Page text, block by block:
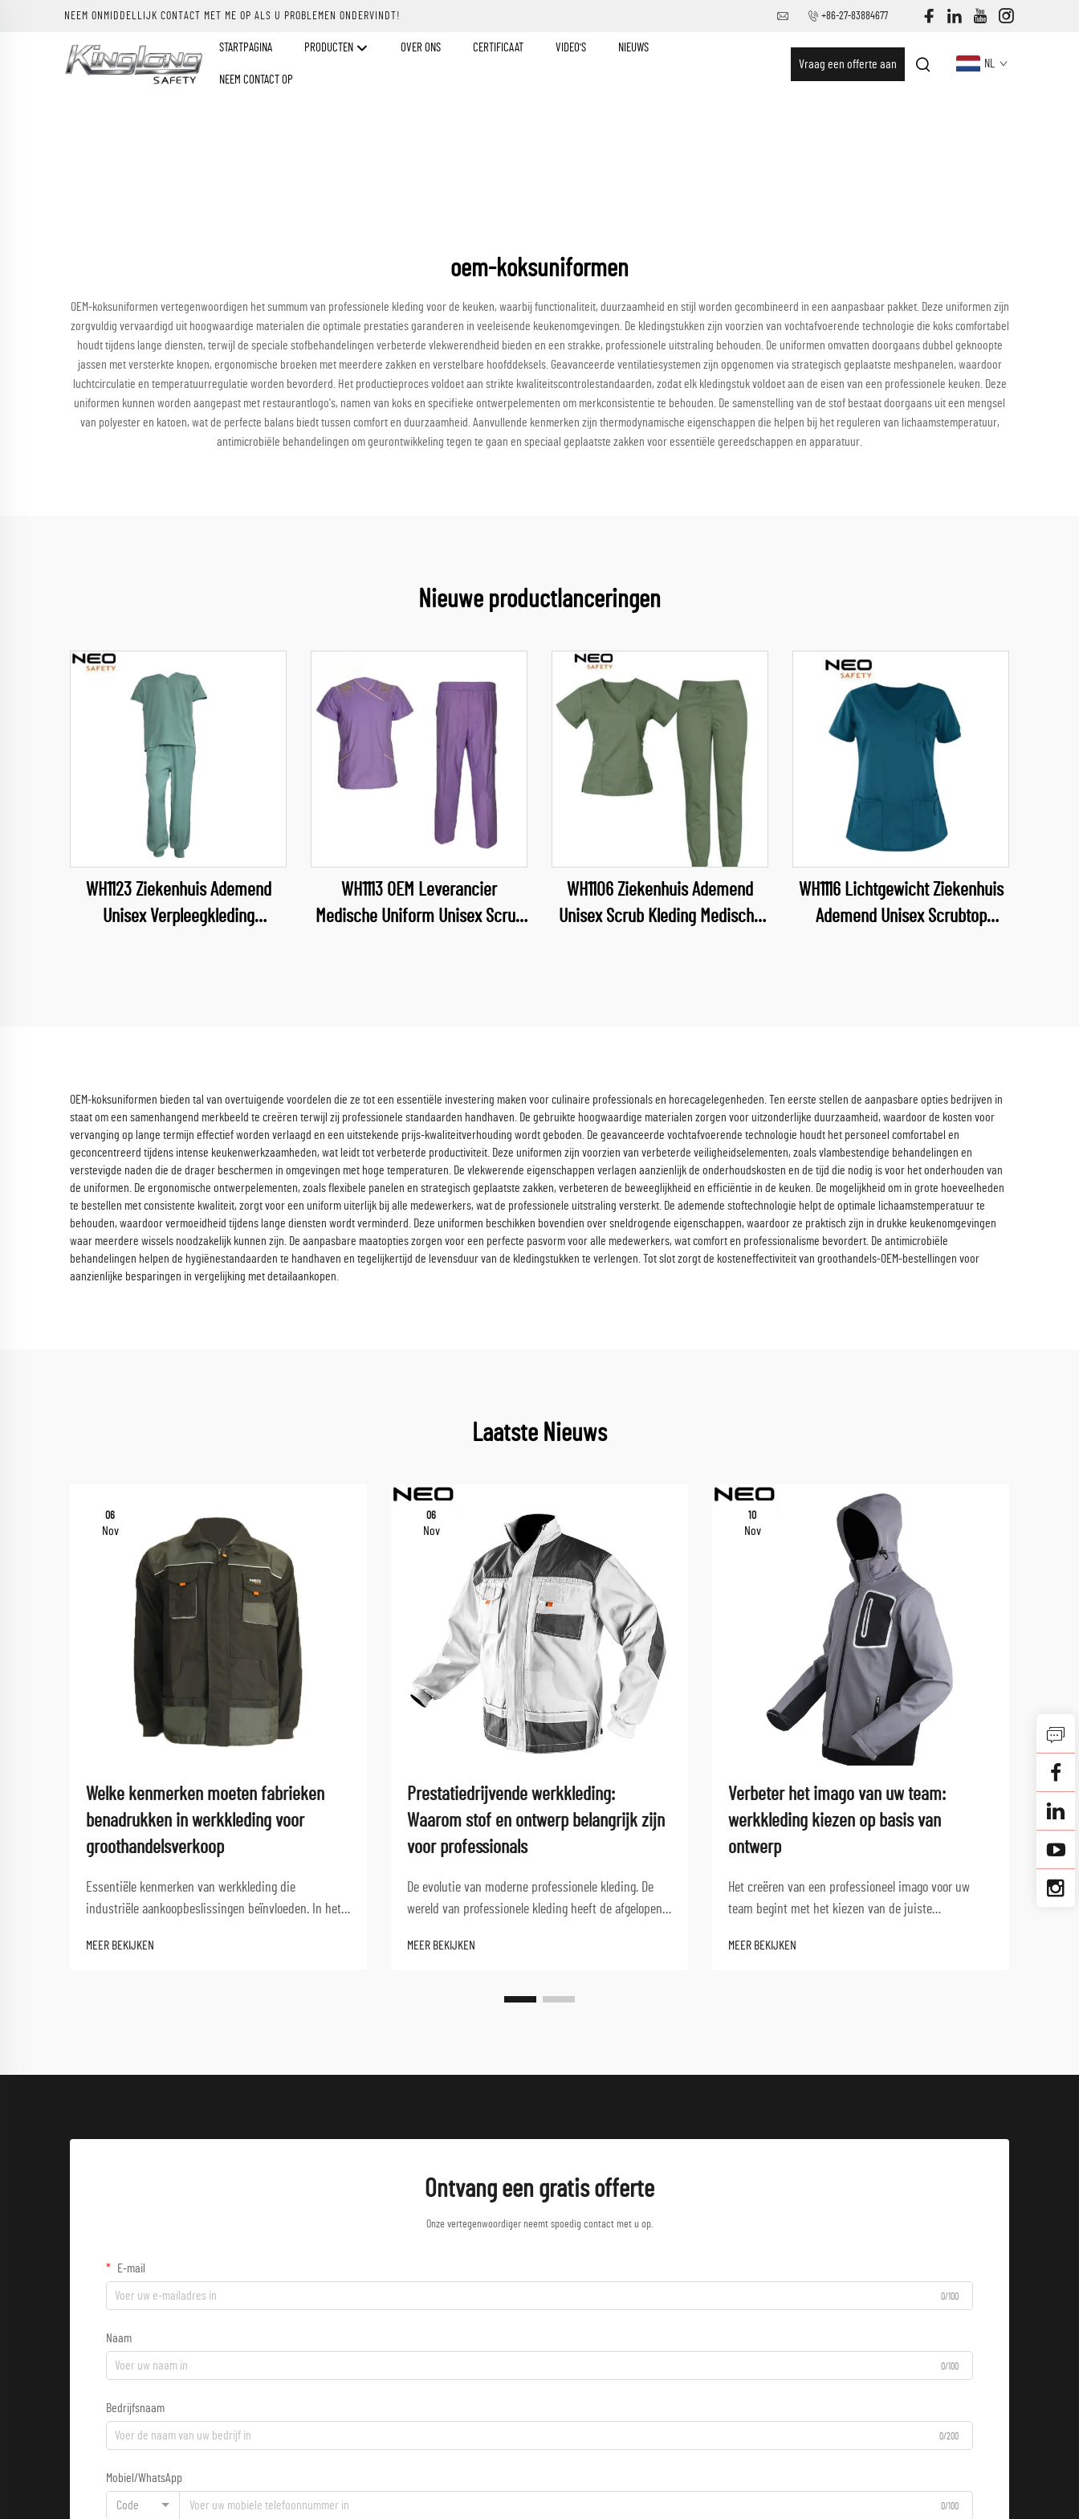
NEEM ONMIDDELLIJK CONTACT MET ME OP ALS U PROBLEMEN ONDERVINDT! +86-27-83884677
STARTPAGINA PRODUCTEN OVER ONS CERTIFICAAT VIDEO'S NIEUWS
NEEM CONTACT OP
Vraag een offerte aan NL
oem-koksuniformen
OEM-koksuniformen vertegenwoordigen het summum van professionele kleding voor de keuken, waarbij functionaliteit, duurzaamheid en stijl worden gecombineerd in een aanpasbaar pakket. Deze uniformen zijn
zorgvuldig vervaardigd uit hoogwaardige materialen die optimale prestaties garanderen in veeleisende keukenomgevingen. De kledingstukken zijn voorzien van vochtafvoerende technologie die koks comfortabel
houdt tijdens lange diensten, terwijl de speciale stofbehandelingen verbeterde vlekwerendheid bieden en een strakke, professionele uitstraling behouden. De uniformen omvatten doorgaans dubbel geknoopte
jassen met versterkte knopen, ergonomische broeken met meerdere zakken en verstelbare hoofddeksels. Geavanceerde ventilatiesystemen zijn opgenomen via strategisch geplaatste meshpanelen, waardoor
luchtcirculatie en temperatuurregulatie worden bevorderd. Het productieproces voldoet aan strikte kwaliteitscontrolestandaarden, zodat elk kledingstuk voldoet aan de eisen van een professionele keuken. Deze
uniformen kunnen worden aangepast met restaurantlogo's, namen van koks en specifieke ontwerpelementen om merkconsistentie te behouden. De samenstelling van de stof bestaat doorgaans uit een mengsel
van polyester en katoen, wat de perfecte balans biedt tussen comfort en duurzaamheid. Aanvullende kenmerken zijn thermodynamische eigenschappen die helpen bij het reguleren van lichaamstemperatuur,
antimicrobiële behandelingen om geurontwikkeling tegen te gaan en speciaal geplaatste zakken voor essentiële gereedschappen en apparatuur.
Nieuwe productlanceringen
WH1123 Ziekenhuis Ademend
Unisex Verpleegkleding
WH1113 OEM Leverancier
Medische Uniform Unisex Scrub
WH1106 Ziekenhuis Ademend
Unisex Scrub Kleding Medische
WH1116 Lichtgewicht Ziekenhuis
Ademend Unisex Scrubtop
OEM-koksuniformen bieden tal van overtuigende voordelen die ze tot een essentiële investering maken voor culinaire professionals en horecagelegenheden. Ten eerste stellen de aanpasbare opties bedrijven in
staat om een samenhangend merkbeeld te creëren terwijl zij professionele standaarden handhaven. De gebruikte hoogwaardige materialen zorgen voor uitzonderlijke duurzaamheid, waardoor de kosten voor
vervanging op lange termijn effectief worden verlaagd en een uitstekende prijs-kwaliteitverhouding wordt geboden. De geavanceerde vochtafvoerende technologie houdt het personeel comfortabel en
geconcentreerd tijdens intense keukenwerkzaamheden, wat leidt tot verbeterde productiviteit. Deze uniformen zijn voorzien van verbeterde veiligheidselementen, zoals vlambestendige behandelingen en
verstevigde naden die de drager beschermen in omgevingen met hoge temperaturen. De vlekwerende eigenschappen verlagen aanzienlijk de onderhoudskosten en de tijd die nodig is voor het onderhouden van
de uniformen. De ergonomische ontwerpelementen, zoals flexibele panelen en strategisch geplaatste zakken, verbeteren de beweeglijkheid en efficiëntie in de keuken. De mogelijkheid om in grote hoeveelheden
te bestellen met consistente kwaliteit, zorgt voor een uniform uiterlijk bij alle medewerkers, wat de professionele uitstraling versterkt. De ademende stoftechnologie helpt de optimale lichaamstemperatuur te
behouden, waardoor vermoeidheid tijdens lange diensten wordt verminderd. Deze uniformen beschikken bovendien over sneldrogende eigenschappen, waardoor ze praktisch zijn in drukke keukenomgevingen
waar meerdere wissels noodzakelijk kunnen zijn. De aanpasbare maatopties zorgen voor een perfecte pasvorm voor alle medewerkers, wat comfort en professionalisme bevordert. De antimicrobiële
behandelingen helpen de hygiënestandaarden te handhaven en tegelijkertijd de levensduur van de kledingstukken te verlengen. Tot slot zorgt de kosteneffectiviteit van groothandels-OEM-bestellingen voor
aanzienlijke besparingen in vergelijking met detailaankopen.
Laatste Nieuws
06
Nov
Welke kenmerken moeten fabrieken
benadrukken in werkkleding voor
groothandelsverkoop
Essentiële kenmerken van werkkleding die
industriële aankoopbeslissingen beïnvloeden. In het
keuze van de juiste werkkleding voor groothandel
MEER BEKIJKEN
06
Nov
Prestatiedrijvende werkkleding:
Waarom stof en ontwerp belangrijk zijn
voor professionals
De evolutie van moderne professionele kleding. De
wereld van professionele kleding heeft de afgelopen
Prestatiedrijvende werkkleding staat nu aan de
wordt gecombineerd met stijl...
MEER BEKIJKEN
10
Nov
Verbeter het imago van uw team:
werkkleding kiezen op basis van
ontwerp
Het creëren van een professioneel imago voor uw
team begint met het kiezen van de juiste
visuele aantrekkelijkheid combineert. Moderne
MEER BEKIJKEN
in
vlak,
Ontvang een gratis offerte
Onze vertegenwoordiger neemt spoedig contact met u op.
E-mail
0/100
Naam
0/100
Bedrijfsnaam
0/200
Mobiel/WhatsApp
Code 0/100